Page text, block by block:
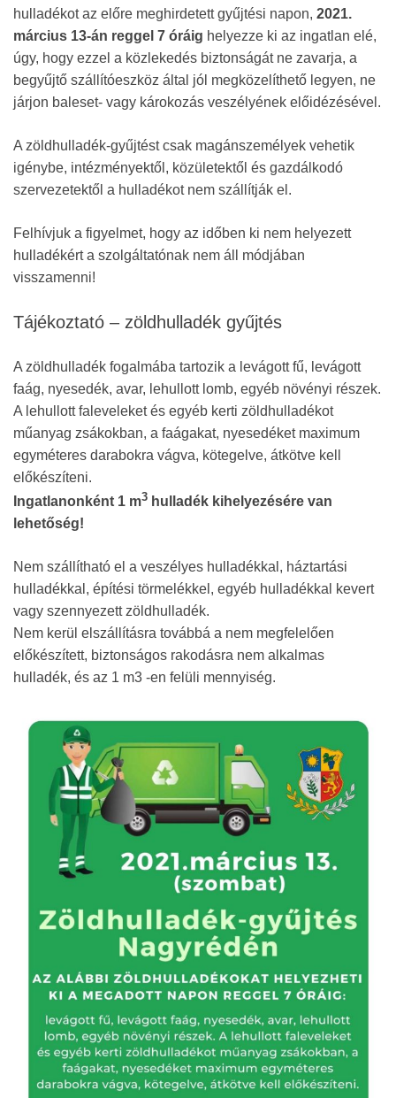
hulladékot az előre meghirdetett gyűjtési napon, 2021.
március 13-án reggel 7 óráig helyezze ki az ingatlan elé,
úgy, hogy ezzel a közlekedés biztonságát ne zavarja, a
begyűjtő szállítóeszköz által jól megközelíthető legyen, ne
járjon baleset- vagy károkozás veszélyének előidézésével.
A zöldhulladék-gyűjtést csak magánszemélyek vehetik
igénybe, intézményektől, közületektől és gazdálkodó
szervezetektől a hulladékot nem szállítják el.
Felhívjuk a figyelmet, hogy az időben ki nem helyezett
hulladékért a szolgáltatónak nem áll módjában
visszamenni!
Tájékoztató – zöldhulladék gyűjtés
A zöldhulladék fogalmába tartozik a levágott fű, levágott
faág, nyesedék, avar, lehullott lomb, egyéb növényi részek.
A lehullott faleveleket és egyéb kerti zöldhulladékot
műanyag zsákokban, a faágakat, nyesedéket maximum
egyméteres darabokra vágva, kötegelve, átkötve kell
előkészíteni.
Ingatlanonként 1 m3 hulladék kihelyezésére van
lehetőség!
Nem szállítható el a veszélyes hulladékkal, háztartási
hulladékkal, építési törmelékkel, egyéb hulladékkal kevert
vagy szennyezett zöldhulladék.
Nem kerül elszállításra továbbá a nem megfelelően
előkészített, biztonságos rakodásra nem alkalmas
hulladék, és az 1 m3 -en felüli mennyiség.